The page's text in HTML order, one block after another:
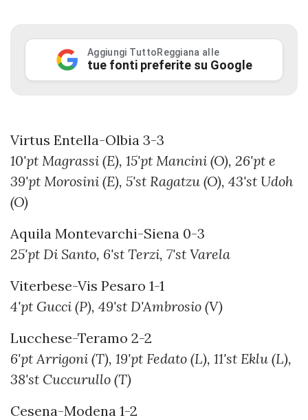
Aggiungi TuttoReggiana alle
tue fonti preferite su Google
Virtus Entella-Olbia 3-3
10'pt Magrassi (E), 15'pt Mancini (O), 26'pt e
39'pt Morosini (E), 5'st Ragatzu (O), 43'st Udoh
(O)
Aquila Montevarchi-Siena 0-3
25'pt Di Santo, 6'st Terzi, 7'st Varela
Viterbese-Vis Pesaro 1-1
4'pt Gucci (P), 49'st D'Ambrosio (V)
Lucchese-Teramo 2-2
6'pt Arrigoni (T), 19'pt Fedato (L), 11'st Eklu (L),
38'st Cuccurullo (T)
Cesena-Modena 1-2